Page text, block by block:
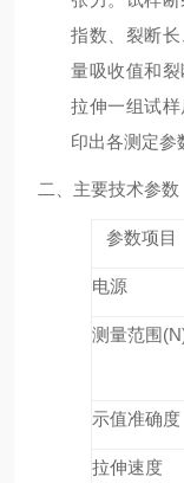
指数、裂断
量吸收值和
拉伸一组试
印出各测定参
二、 主要技术参数
参数项目
电源
测量范围
示值准确度
拉伸速度